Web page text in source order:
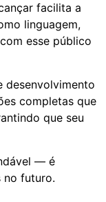
facilita a
linguagem,
esse público
desenvolvimento
completas que
que seu
— é
no futuro.